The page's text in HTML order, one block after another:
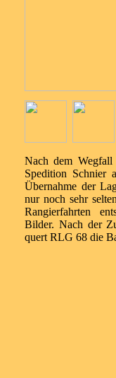
Nach dem Wegfall
Spedition Schnier
Übernahme der
nur noch sehr
Rangierfahrten
Bilder. Nach der
quert RLG 68 die